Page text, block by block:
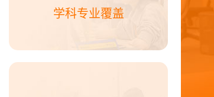
学科专业覆盖